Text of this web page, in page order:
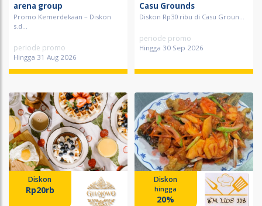
arena group
Promo Kemerdekaan – Diskon
s.d...
periode promo
Hingga 31 Aug 2026
Casu Grounds
Diskon Rp30 ribu di Casu Groun...
periode promo
Hingga 30 Sep 2026
Diskon
Rp20rb
Diskon
hingga
20%